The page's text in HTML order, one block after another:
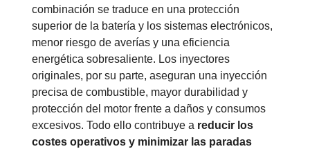
combinación se traduce en una protección
superior de la batería y los sistemas electrónicos,
menor riesgo de averías y una eficiencia
energética sobresaliente. Los inyectores
originales, por su parte, aseguran una inyección
precisa de combustible, mayor durabilidad y
protección del motor frente a daños y consumos
excesivos. Todo ello contribuye a reducir los
costes operativos y minimizar las paradas